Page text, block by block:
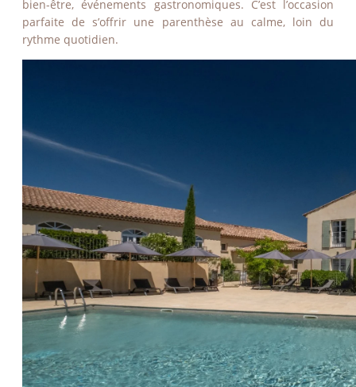
bien-être, événements gastronomiques. C’est l’occasion
parfaite de s’offrir une parenthèse au calme, loin du
rythme quotidien.